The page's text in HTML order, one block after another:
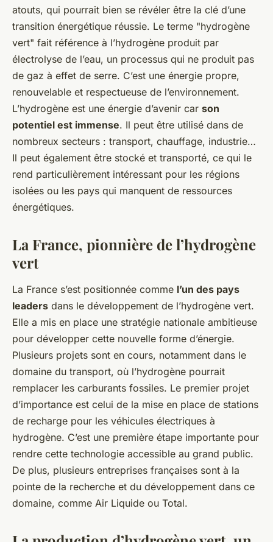
atouts, qui pourrait bien se révéler être la clé d’une
transition énergétique réussie. Le terme "hydrogène
vert" fait référence à l’hydrogène produit par
électrolyse de l’eau, un processus qui ne produit pas
de gaz à effet de serre. C’est une énergie propre,
renouvelable et respectueuse de l’environnement.
L’hydrogène est une énergie d’avenir car son
potentiel est immense. Il peut être utilisé dans de
nombreux secteurs : transport, chauffage, industrie…
Il peut également être stocké et transporté, ce qui le
rend particulièrement intéressant pour les régions
isolées ou les pays qui manquent de ressources
énergétiques.
La France, pionnière de l’hydrogène
vert
La France s’est positionnée comme l’un des pays
leaders dans le développement de l’hydrogène vert.
Elle a mis en place une stratégie nationale ambitieuse
pour développer cette nouvelle forme d’énergie.
Plusieurs projets sont en cours, notamment dans le
domaine du transport, où l’hydrogène pourrait
remplacer les carburants fossiles. Le premier projet
d’importance est celui de la mise en place de stations
de recharge pour les véhicules électriques à
hydrogène. C’est une première étape importante pour
rendre cette technologie accessible au grand public.
De plus, plusieurs entreprises françaises sont à la
pointe de la recherche et du développement dans ce
domaine, comme Air Liquide ou Total.